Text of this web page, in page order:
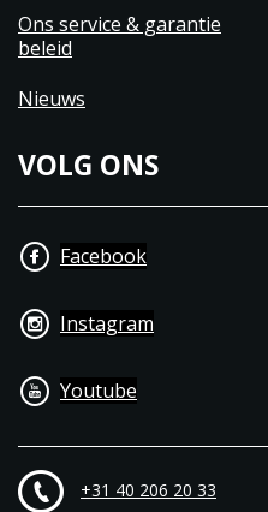
Ons service & garantie
beleid
Nieuws
VOLG ONS
Facebook
Instagram
Youtube
+31 40 206 20 33